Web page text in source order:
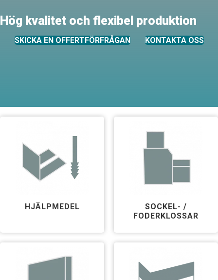
Hög kvalitet och flexibel produktion
SKICKA EN OFFERTFÖRFRÅGAN KONTAKTA OSS
HJÄLPMEDEL
SOCKEL- /
FODERKLOSSAR